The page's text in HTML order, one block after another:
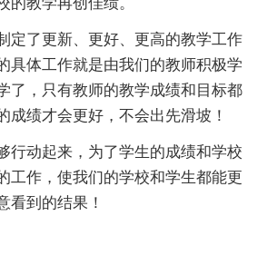
定了更新、更好、更高的教学工作
具体工作就是由我们的教师积极学
了，只有教师的教学成绩和目标都
成绩才会更好，不会出先滑坡！
行动起来，为了学生的成绩和学校
工作，使我们的学校和学生都能更
看到的结果！